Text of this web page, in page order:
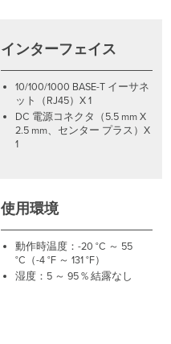
インターフェイス
10/100/1000 BASE-T イーサネ
ット（RJ45）X 1
DC 電源コネクタ（5.5 mm X
2.5 mm、センター プラス）X
1
使用環境
動作時温度：-20 °C ～ 55
°C（-4 °F ～ 131 °F）
湿度：5 ～ 95 % 結露なし